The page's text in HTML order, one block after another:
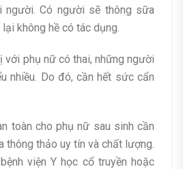
người. Có người sẽ thông sữa
không hề có tác dụng.
với phụ nữ có thai, những người
nhiều. Do đó, cần hết sức cẩn
toàn cho phụ nữ sau sinh cần
thông thảo uy tín và chất lượng.
viện Y học cổ truyền hoặc